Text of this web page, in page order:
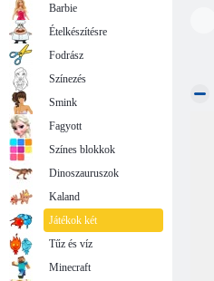
Barbie
Ételkészítésre
Fodrász
Színezés
Smink
Fagyott
Színes blokkok
Dinoszauruszok
Kaland
Játékok két
Tűz és víz
Minecraft